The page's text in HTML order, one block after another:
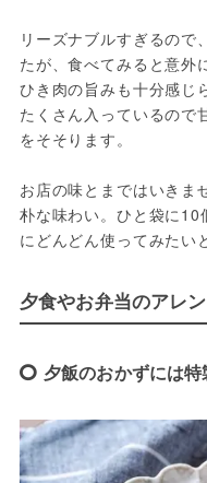
リーズナブルすぎるので
たが、食べてみると意外
ひき肉の旨みも十分感じ
たくさん入っているので
をそそります。
お店の味とまではいきま
朴な味わい。ひと袋に10
にどんどん使ってみたい
夕食やお弁当のアレ
夕飯のおかずには